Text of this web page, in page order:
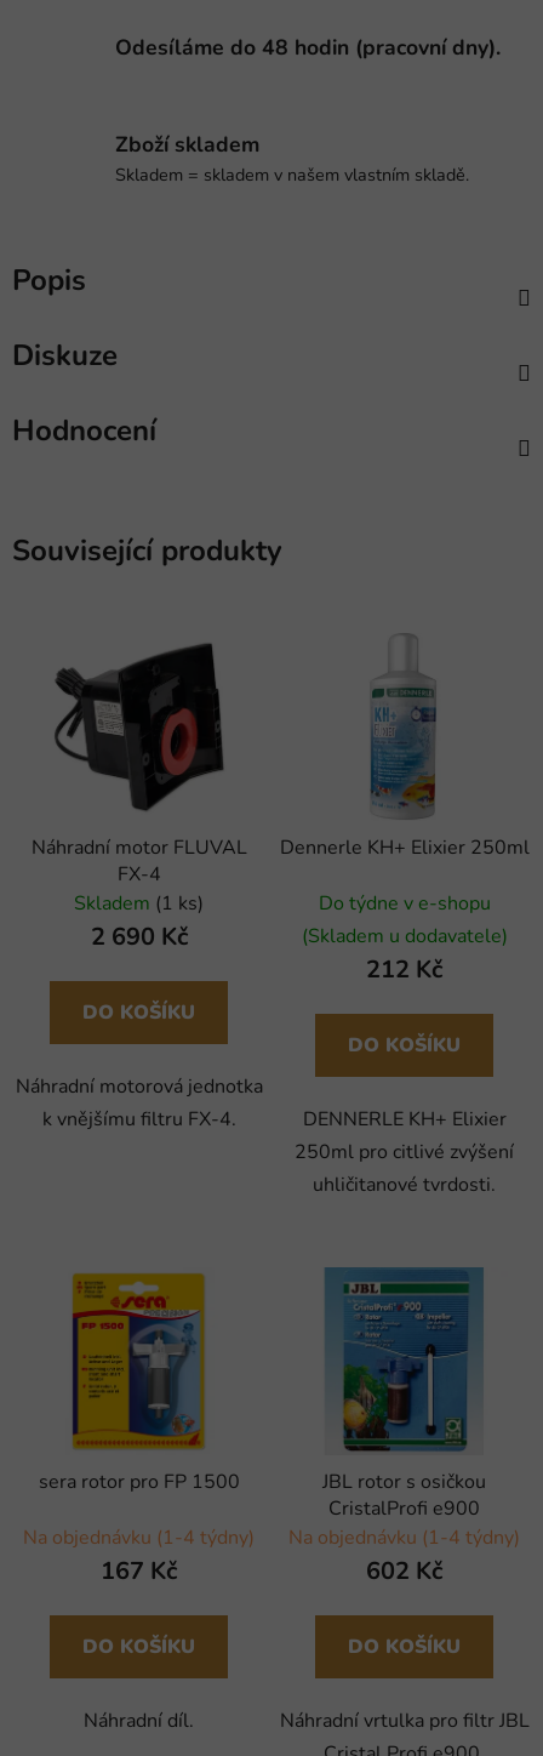
Odesíláme do 48 hodin (pracovní dny).
Zboží skladem
Skladem = skladem v našem vlastním skladě.
Popis
Diskuze
Hodnocení
Související produkty
Náhradní motor FLUVAL
FX-4
Skladem (1 ks)
2 690 Kč
DO KOŠÍKU
Náhradní motorová jednotka
k vnějšímu filtru FX-4.
Dennerle KH+ Elixier 250ml
Do týdne v e-shopu
(Skladem u dodavatele)
212 Kč
DO KOŠÍKU
DENNERLE KH+ Elixier
250ml pro citlivé zvýšení
uhličitanové tvrdosti.
sera rotor pro FP 1500
Na objednávku (1-4 týdny)
167 Kč
DO KOŠÍKU
Náhradní díl.
JBL rotor s osičkou
CristalProfi e900
Na objednávku (1-4 týdny)
602 Kč
DO KOŠÍKU
Náhradní vrtulka pro filtr JBL